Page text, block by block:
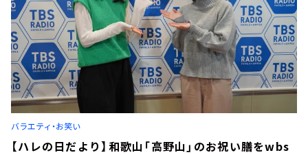
バラエティ・お笑い
【ハレの日だより】和歌山「高野山」のお祝い膳をwbs